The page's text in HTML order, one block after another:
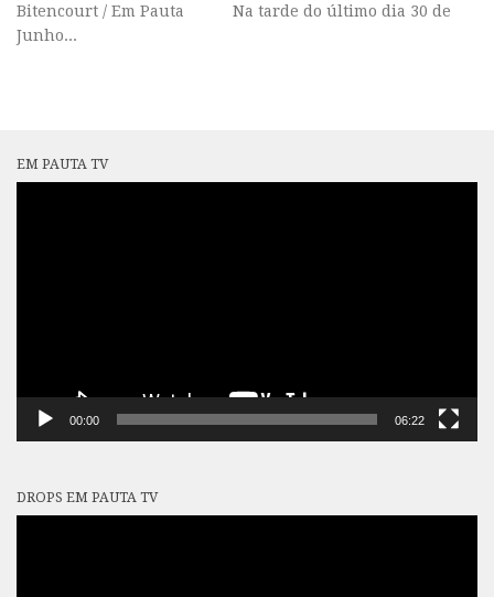
Bitencourt / Em Pauta Na tarde do último dia 30 de
Junho...
EM PAUTA TV
00:00 06:22
DROPS EM PAUTA TV